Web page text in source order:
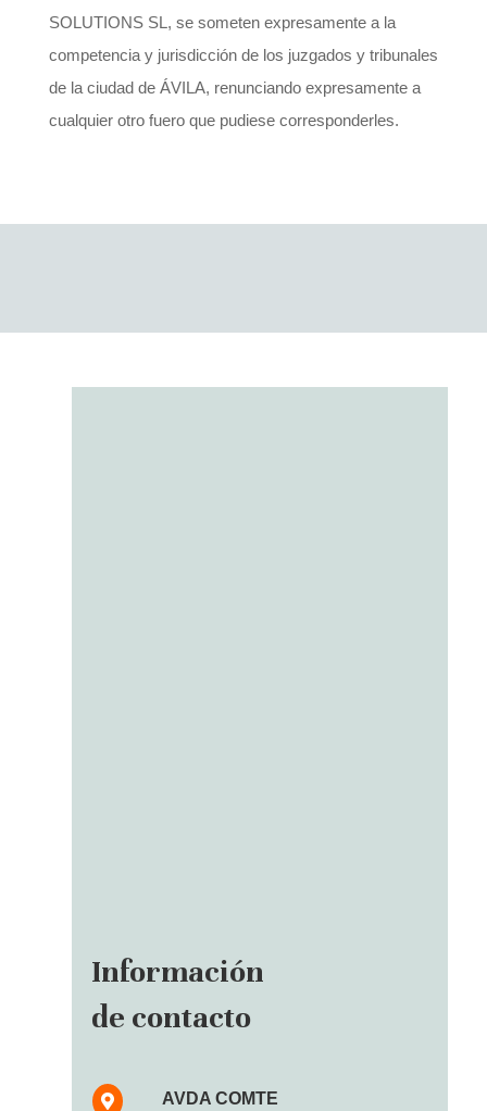
SOLUTIONS SL, se someten expresamente a la
competencia y jurisdicción de los juzgados y tribunales
de la ciudad de ÁVILA, renunciando expresamente a
cualquier otro fuero que pudiese corresponderles.
Información
de contacto

AVDA COMTE